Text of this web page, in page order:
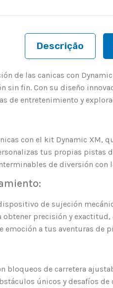
Descrição
de las canicas con
fin. Con su diseño
de entretenimiento y
con el kit Dynamic XM,
tus propias pistas
de diversión con
de sujeción
precisión y
emoción a tus aventuras
bloqueos de carretera
únicos y desafíos